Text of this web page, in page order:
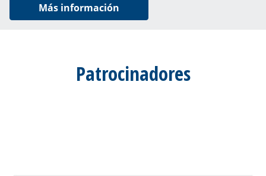
Más información
Patrocinadores